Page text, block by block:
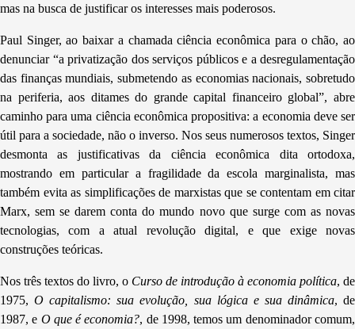
mas na busca de justificar os interesses mais poderosos.
Paul Singer, ao baixar a chamada ciência econômica para o chão, ao
denunciar “a privatização dos serviços públicos e a desregulamentação
das finanças mundiais, submetendo as economias nacionais, sobretudo
na periferia, aos ditames do grande capital financeiro global”, abre
caminho para uma ciência econômica propositiva: a economia deve ser
útil para a sociedade, não o inverso. Nos seus numerosos textos, Singer
desmonta as justificativas da ciência econômica dita ortodoxa,
mostrando em particular a fragilidade da escola marginalista, mas
também evita as simplificações de marxistas que se contentam em citar
Marx, sem se darem conta do mundo novo que surge com as novas
tecnologias, com a atual revolução digital, e que exige novas
construções teóricas.
Nos três textos do livro, o Curso de introdução à economia política, de
1975,O capitalismo: sua evolução, sua lógica e sua dinâmica, de
1987, e O que é economia?, de 1998, temos um denominador comum,